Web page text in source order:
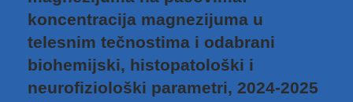
koncentracija magnezijuma u ​​
telesnim tečnostima i odabrani
biohemijski, histopatološki i
neurofiziološki parametri, 2024-2025